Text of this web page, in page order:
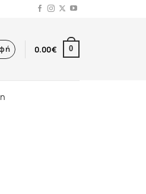
0.00€ 0